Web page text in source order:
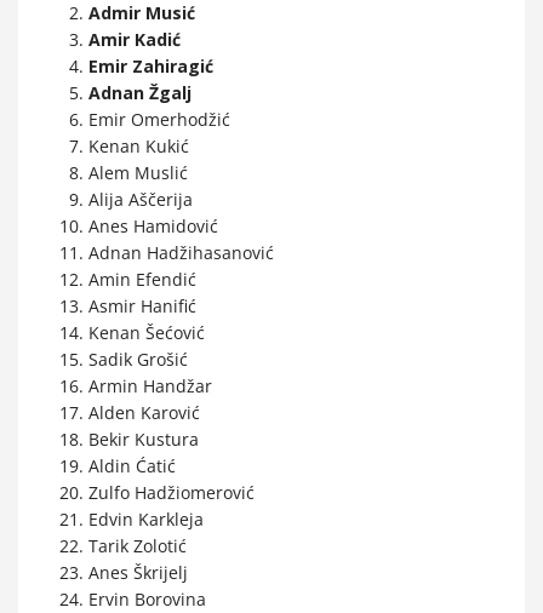
Admir Musić
Amir Kadić
Emir Zahiragić
Adnan Žgalj
Emir Omerhodžić
Kenan Kukić
Alem Muslić
Alija Aščerija
Anes Hamidović
Adnan Hadžihasanović
Amin Efendić
Asmir Hanifić
Kenan Šećović
Sadik Grošić
Armin Handžar
Alden Karović
Bekir Kustura
Aldin Ćatić
Zulfo Hadžiomerović
Edvin Karkleja
Tarik Zolotić
Anes Škrijelj
Ervin Borovina